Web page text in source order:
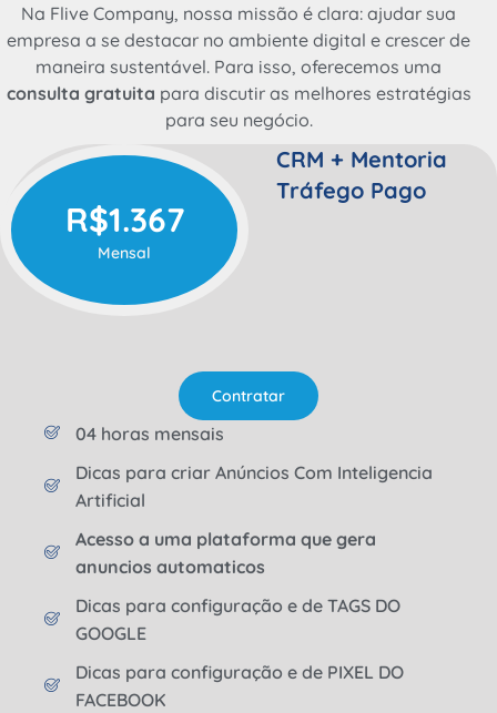
Na Flive Company, nossa missão é clara: ajudar sua
empresa a se destacar no ambiente digital e crescer de
maneira sustentável. Para isso, oferecemos uma
consulta gratuita para discutir as melhores estratégias
para seu negócio.
R$1.367
Mensal
CRM + Mentoria
Tráfego Pago
Contratar
04 horas mensais
Dicas para criar Anúncios Com Inteligencia
Artificial
Acesso a uma plataforma que gera
anuncios automaticos
Dicas para configuração e de TAGS DO
GOOGLE
Dicas para configuração e de PIXEL DO
FACEBOOK